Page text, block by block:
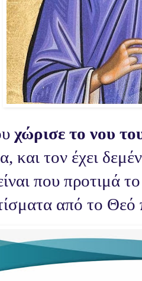
χώρισε το νου
και τον έχει
που προτιμά
από το Θεό